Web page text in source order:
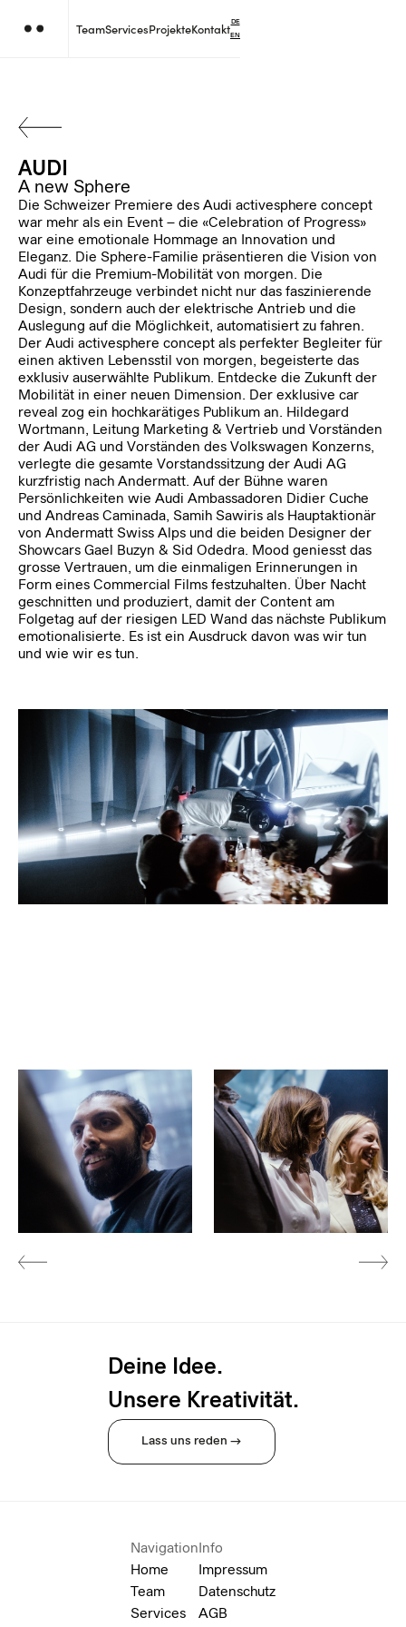
TeamServicesProjekteKontaktDE
EN
AUDI
A new Sphere
Die Schweizer Premiere des Audi activesphere concept
war mehr als ein Event – die «Celebration of Progress»
war eine emotionale Hommage an Innovation und
Eleganz. Die Sphere-Familie präsentieren die Vision von
Audi für die Premium-Mobilität von morgen. Die
Konzeptfahrzeuge verbindet nicht nur das faszinierende
Design, sondern auch der elektrische Antrieb und die
Auslegung auf die Möglichkeit, automatisiert zu fahren.
Der Audi activesphere concept als perfekter Begleiter für
einen aktiven Lebensstil von morgen, begeisterte das
exklusiv auserwählte Publikum. Entdecke die Zukunft der
Mobilität in einer neuen Dimension. Der exklusive car
reveal zog ein hochkarätiges Publikum an. Hildegard
Wortmann, Leitung Marketing & Vertrieb und Vorständen
der Audi AG und Vorständen des Volkswagen Konzerns,
verlegte die gesamte Vorstandssitzung der Audi AG
kurzfristig nach Andermatt. Auf der Bühne waren
Persönlichkeiten wie Audi Ambassadoren Didier Cuche
und Andreas Caminada, Samih Sawiris als Hauptaktionär
von Andermatt Swiss Alps und die beiden Designer der
Showcars Gael Buzyn & Sid Odedra. Mood geniesst das
grosse Vertrauen, um die einmaligen Erinnerungen in
Form eines Commercial Films festzuhalten. Über Nacht
geschnitten und produziert, damit der Content am
Folgetag auf der riesigen LED Wand das nächste Publikum
emotionalisierte. Es ist ein Ausdruck davon was wir tun
und wie wir es tun.
Deine Idee.
Unsere Kreativität.
Lass uns reden →
Navigation
Home
Team
Services
Info
Impressum
Datenschutz
AGB